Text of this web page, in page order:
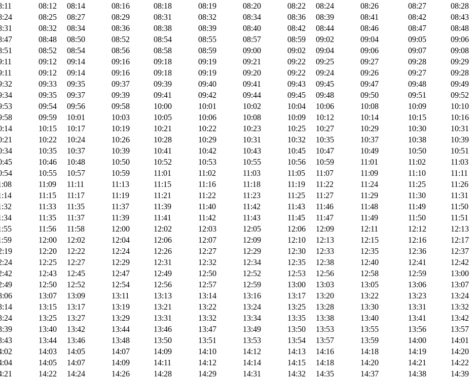
08:12 08:14 08:16 08:18 08:19 08:20 08:22 08:24 08:26 08:27
08:28
08:25 08:27 08:29 08:31 08:32 08:34 08:36 08:39 08:41 08:42
08:43
08:32 08:34 08:36 08:38 08:39 08:40 08:42 08:44 08:46 08:47
08:48
08:48 08:50 08:52 08:54 08:55 08:57 08:59 09:02 09:04 09:05
09:06
08:52 08:54 08:56 08:58 08:59 09:00 09:02 09:04 09:06 09:07
09:08
09:12 09:14 09:16 09:18 09:19 09:21 09:22 09:25 09:27 09:28
09:29
09:12 09:14 09:16 09:18 09:19 09:20 09:22 09:24 09:26 09:27
09:28
09:33 09:35 09:37 09:39 09:40 09:41 09:43 09:45 09:47 09:48
09:49
09:35 09:37 09:39 09:41 09:42 09:44 09:45 09:48 09:50 09:51
09:52
09:54 09:56 09:58 10:00 10:01 10:02 10:04 10:06 10:08 10:09
10:10
09:59 10:01 10:03 10:05 10:06 10:08 10:09 10:12 10:14 10:15
10:16
10:15 10:17 10:19 10:21 10:22 10:23 10:25 10:27 10:29 10:30
10:31
10:22 10:24 10:26 10:28 10:29 10:31 10:32 10:35 10:37 10:38
10:39
10:35 10:37 10:39 10:41 10:42 10:43 10:45 10:47 10:49 10:50
10:51
10:46 10:48 10:50 10:52 10:53 10:55 10:56 10:59 11:01 11:02
11:03
10:55 10:57 10:59 11:01 11:02 11:03 11:05 11:07 11:09 11:10
11:11
11:09 11:11 11:13 11:15 11:16 11:18 11:19 11:22 11:24 11:25
11:26
11:15 11:17 11:19 11:21 11:22 11:23 11:25 11:27 11:29 11:30
11:31
11:33 11:35 11:37 11:39 11:40 11:42 11:43 11:46 11:48 11:49
11:50
11:35 11:37 11:39 11:41 11:42 11:43 11:45 11:47 11:49 11:50
11:51
11:56 11:58 12:00 12:02 12:03 12:05 12:06 12:09 12:11 12:12
12:13
12:00 12:02 12:04 12:06 12:07 12:09 12:10 12:13 12:15 12:16
12:17
12:20 12:22 12:24 12:26 12:27 12:29 12:30 12:33 12:35 12:36
12:37
12:25 12:27 12:29 12:31 12:32 12:34 12:35 12:38 12:40 12:41
12:42
12:43 12:45 12:47 12:49 12:50 12:52 12:53 12:56 12:58 12:59
13:00
12:50 12:52 12:54 12:56 12:57 12:59 13:00 13:03 13:05 13:06
13:07
13:07 13:09 13:11 13:13 13:14 13:16 13:17 13:20 13:22 13:23
13:24
13:15 13:17 13:19 13:21 13:22 13:24 13:25 13:28 13:30 13:31
13:32
13:25 13:27 13:29 13:31 13:32 13:34 13:35 13:38 13:40 13:41
13:42
13:40 13:42 13:44 13:46 13:47 13:49 13:50 13:53 13:55 13:56
13:57
13:44 13:46 13:48 13:50 13:51 13:53 13:54 13:57 13:59 14:00
14:01
14:03 14:05 14:07 14:09 14:10 14:12 14:13 14:16 14:18 14:19
14:20
14:05 14:07 14:09 14:11 14:12 14:14 14:15 14:18 14:20 14:21
14:22
14:22 14:24 14:26 14:28 14:29 14:31 14:32 14:35 14:37 14:38
14:39